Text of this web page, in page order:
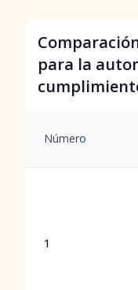
para la
Número
1